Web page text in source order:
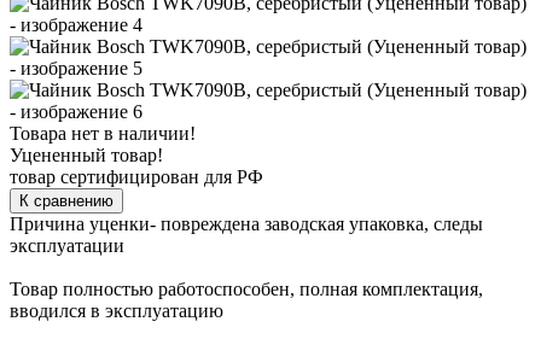
Товара нет в наличии!
Уцененный товар!
товар сертифицирован для РФ
К сравнению
Причина уценки- повреждена заводская упаковка, следы
эксплуатации
Товар полностью работоспособен, полная комплектация,
вводился в эксплуатацию